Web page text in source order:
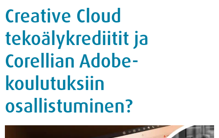
Creative Cloud
tekoälykrediitit ja
Corellian Adobe-
koulutuksiin
osallistuminen?